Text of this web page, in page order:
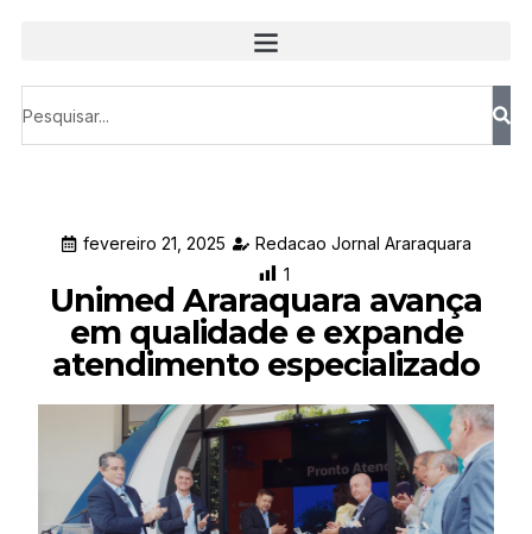
fevereiro 21, 2025
Redacao Jornal Araraquara
1
Unimed Araraquara avança
em qualidade e expande
atendimento especializado